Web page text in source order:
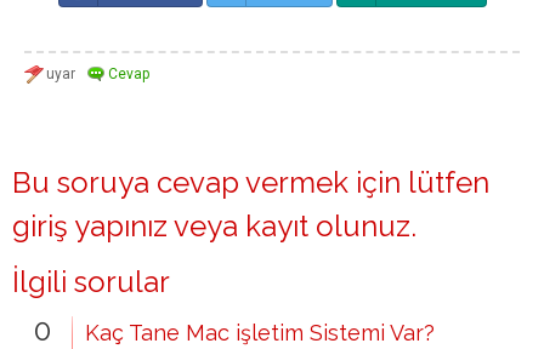
Bu soruya cevap vermek için lütfen
giriş yapınız veya kayıt olunuz.
İlgili sorular
0
Kaç Tane Mac işletim Sistemi Var?